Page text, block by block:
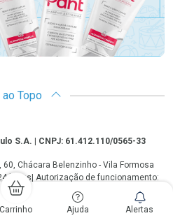
Carrinho Ajuda Alertas
Topo
S.A. | CNPJ: 61.412.110/0565-33
60, Chácara Belenzinho - Vila Formosa
horas| Autorização de funcionamento:
90 Autorização/MS: 7.31847.3 | As
promoções e ofertas de remédios e
usadas para automedicação e não